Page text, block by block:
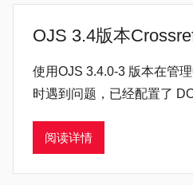
OJS 3.4版本
使用OJS 3.4.0-3 版本在管
时遇到问题，已经配置了
阅读详情